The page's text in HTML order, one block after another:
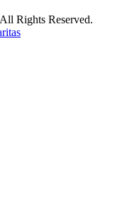
Rights Reserved.